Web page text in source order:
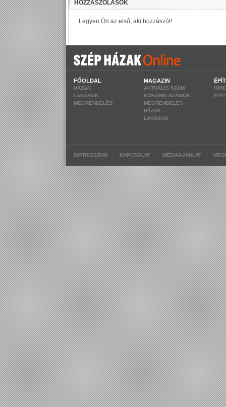
FŐOLDAL
HÁZAK
LAKÁSOK
MEGRENDELÉS
MAGAZIN
AKTUÁLIS SZÁM
KORÁBBI SZÁMOK
MEGRENDELÉS
HÁZAK
LAKÁSOK
IMPRESSZUM KAPCSOLAT MÉDIAAJÁNLAT